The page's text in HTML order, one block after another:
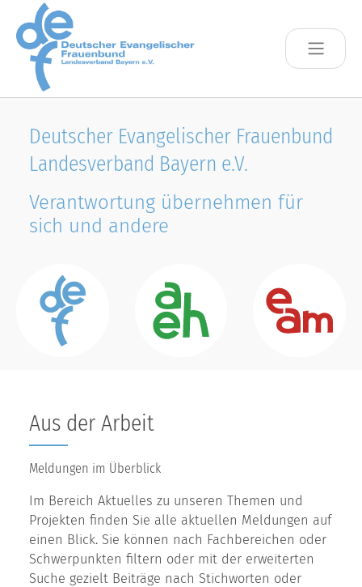
Skip to main content
Deutscher Evangelischer Frauenbund
Landesverband Bayern e.V.
Verantwortung übernehmen für
sich und andere
Aus der Arbeit
Meldungen im Überblick
Im Bereich Aktuelles zu unseren Themen und
Projekten finden Sie alle aktuellen Meldungen auf
einen Blick. Sie können nach Fachbereichen oder
Schwerpunkten filtern oder mit der erweiterten
Suche gezielt Beiträge nach Stichworten oder